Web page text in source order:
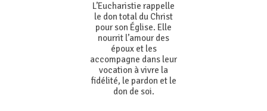
L’Eucharistie rappelle
le don total du Christ
pour son Église. Elle
nourrit l’amour des
époux et les
accompagne dans leur
vocation à vivre la
fidélité, le pardon et le
don de soi.